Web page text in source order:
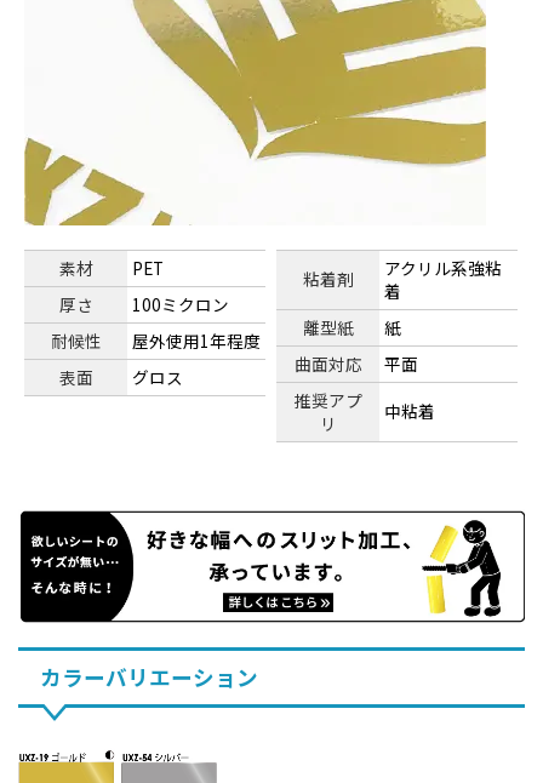
素材
PET
厚さ
100ミクロン
耐候性
屋外使用1年程度
表面
グロス
粘着剤
アクリル系強粘
着
離型紙
紙
曲面対応
平面
推奨アプ
リ
中粘着
カラーバリエーション